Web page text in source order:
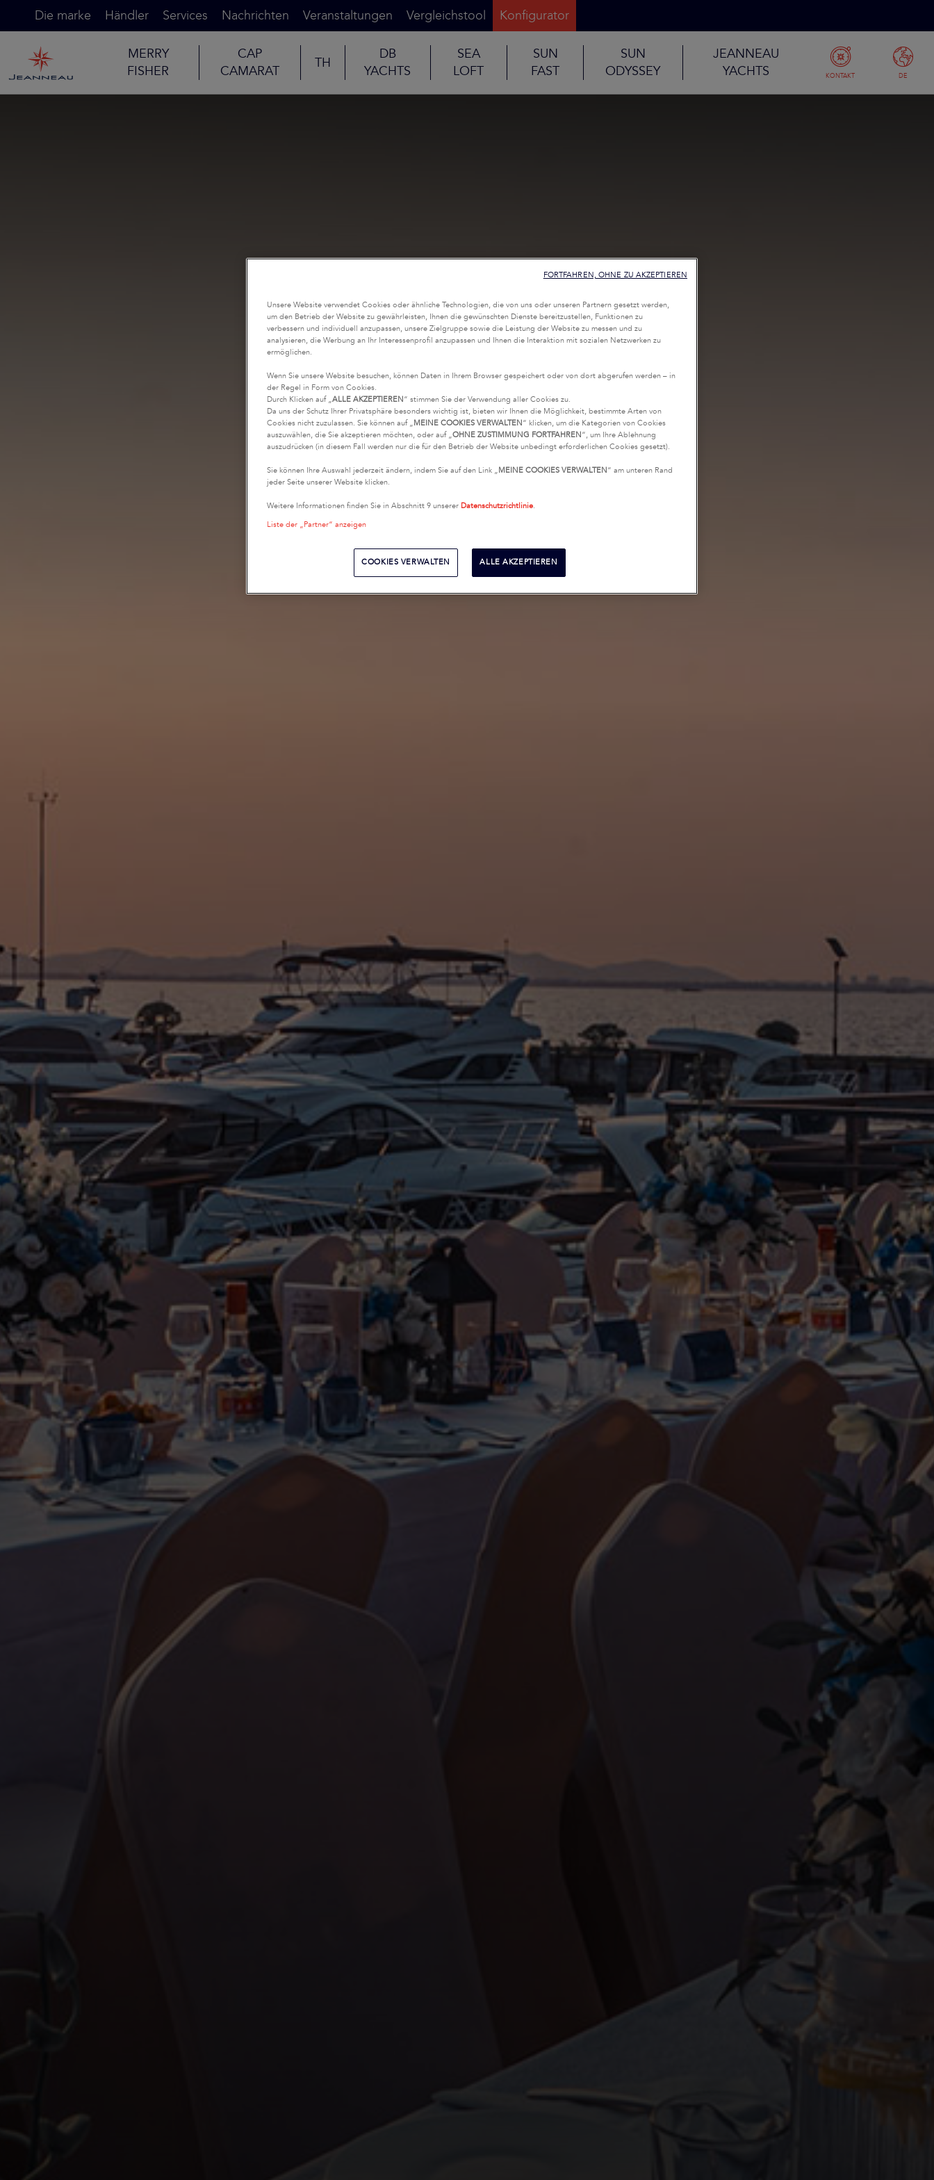
Die marke Händler Services Nachrichten Veranstaltungen Vergleichstool Konfigurator
MERRY
FISHER
CAP
CAMARAT
TH
DB
YACHTS
SEA
LOFT
SUN
FAST
SUN
ODYSSEY
JEANNEAU
YACHTS
KONTAKT DE
Unsere Website verwendet Cookies oder ähnliche Technologien, die von uns oder unseren Partnern gesetzt werden,
um den Betrieb der Website zu gewährleisten, Ihnen die gewünschten Dienste bereitzustellen, Funktionen zu
verbessern und individuell anzupassen, unsere Zielgruppe sowie die Leistung der Website zu messen und zu
analysieren, die Werbung an Ihr Interessenprofil anzupassen und Ihnen die Interaktion mit sozialen Netzwerken zu
ermöglichen.
Wenn Sie unsere Website besuchen, können Daten in Ihrem Browser gespeichert oder von dort abgerufen werden – in
der Regel in Form von Cookies.
Durch Klicken auf „ALLE AKZEPTIEREN“ stimmen Sie der Verwendung aller Cookies zu.
Da uns der Schutz Ihrer Privatsphäre besonders wichtig ist, bieten wir Ihnen die Möglichkeit, bestimmte Arten von
Cookies nicht zuzulassen. Sie können auf „MEINE COOKIES VERWALTEN“ klicken, um die Kategorien von Cookies
auszuwählen, die Sie akzeptieren möchten, oder auf „OHNE ZUSTIMMUNG FORTFAHREN“, um Ihre Ablehnung
auszudrücken (in diesem Fall werden nur die für den Betrieb der Website unbedingt erforderlichen Cookies gesetzt).
Sie können Ihre Auswahl jederzeit ändern, indem Sie auf den Link „MEINE COOKIES VERWALTEN“ am unteren Rand
jeder Seite unserer Website klicken.
Weitere Informationen finden Sie in Abschnitt 9 unserer Datenschutzrichtlinie.
Liste der „Partner“ anzeigen
COOKIES VERWALTEN ALLE AKZEPTIEREN
FORTFAHREN, OHNE ZU AKZEPTIEREN